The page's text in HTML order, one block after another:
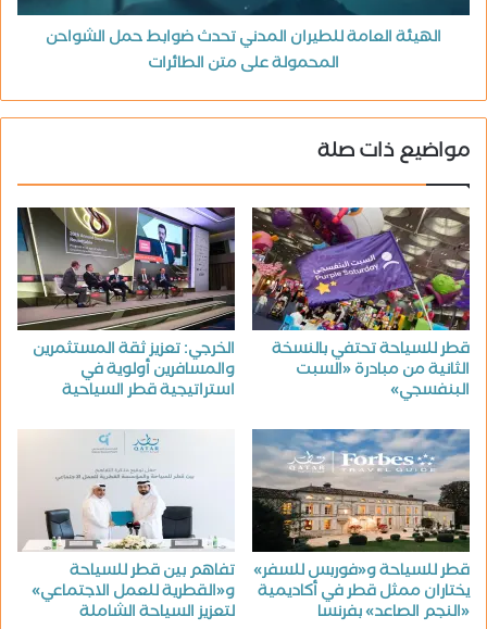
الهيئة العامة للطيران المدني تحدث ضوابط حمل الشواحن
المحمولة على متن الطائرات
مواضيع ذات صلة
قطر للسياحة تحتفي بالنسخة
الثانية من مبادرة «السبت
البنفسجي»
الخرجي: تعزيز ثقة المستثمرين
والمسافرين أولوية في
استراتيجية قطر السياحية
قطر للسياحة و«فوربس للسفر»
يختاران ممثل قطر في أكاديمية
«النجم الصاعد» بفرنسا
تفاهم بين قطر للسياحة
و«القطرية للعمل الاجتماعي»
لتعزيز السياحة الشاملة